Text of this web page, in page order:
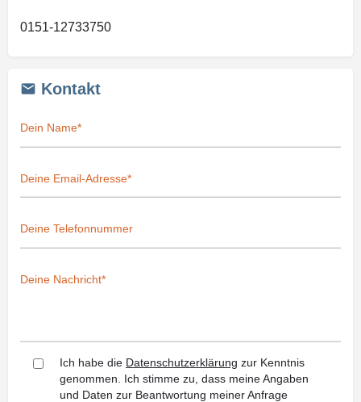
0151-12733750
Kontakt
Ich habe die Datenschutzerklärung zur Kenntnis
genommen. Ich stimme zu, dass meine Angaben
und Daten zur Beantwortung meiner Anfrage